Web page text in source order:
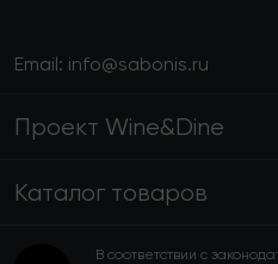
Email: info@sabonis.ru
Проект Wine&Dine
Каталог товаров
В соответствии с